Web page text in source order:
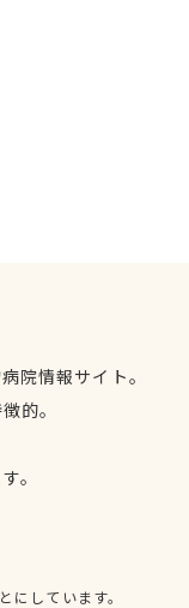
院情報サイト。
的。
。
しています。